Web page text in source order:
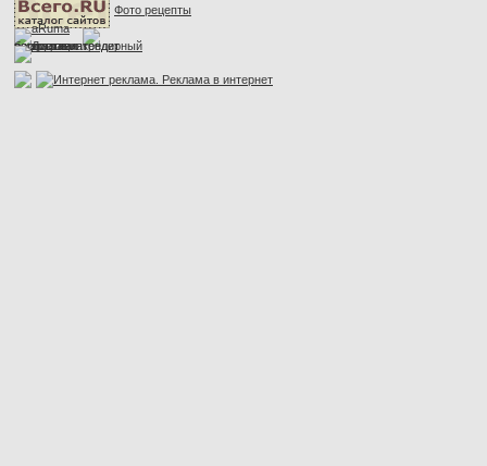
Фото рецепты